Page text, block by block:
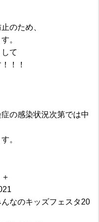
のため、
。
て
！！
の感染状況次第では中
。
なのキッズフェスタ20